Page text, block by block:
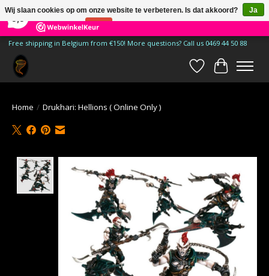
185 Reviews ×
Free shipping in Belgium from €150! More questions? Call us 0469 44 50 88
Verlanglijst
Home / Drukhari: Hellions ( Online Only )
Product image slideshow Items
Wij slaan cookies op om onze website te verbeteren. Is dat akkoord?
Ja
Nee